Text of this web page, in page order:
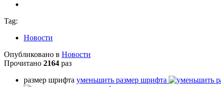
Tag:
Новости
Опубликовано в Новости
Прочитано 2164 раз
размер шрифта уменьшить размер шрифта